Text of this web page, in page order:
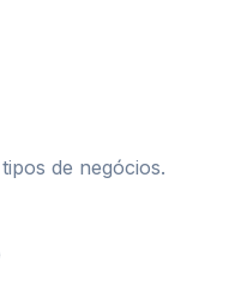
de negócios.